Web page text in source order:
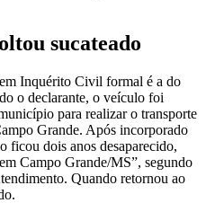
sucateado
Inquérito Civil formal é a do
o declarante, o veículo foi
para realizar o transporte
Grande. Após incorporado
ficou dois anos desaparecido,
Campo Grande/MS”, segundo
Quando retornou ao